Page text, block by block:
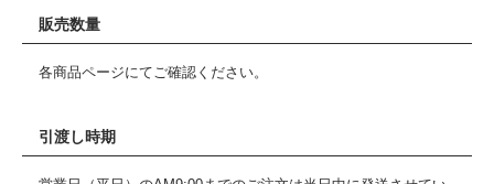
販売数量
各商品ページにてご確認ください。
引渡し時期